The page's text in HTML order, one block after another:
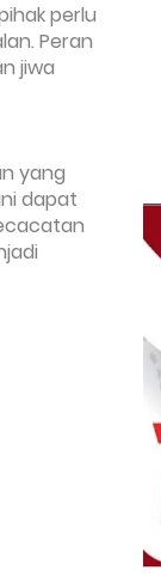
perlu
Peran
jiwa
yang
dapat